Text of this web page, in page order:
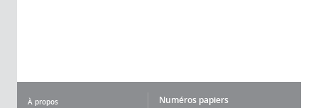
À propos
Numéros papiers